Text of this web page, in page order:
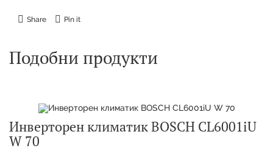
Share Pin it
Подобни продукти
Инверторен климатик BOSCH CL6001iU
W 70